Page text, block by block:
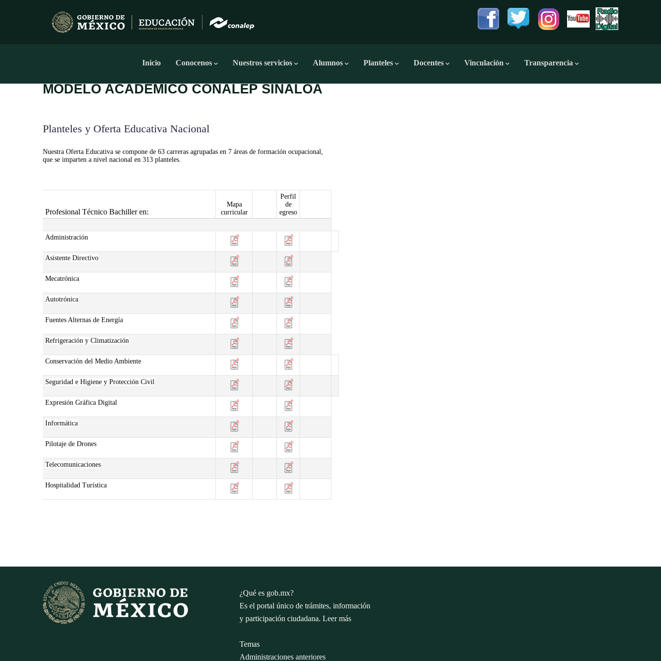
Principal
Inicio Conocenos Nuestros servicios Alumnos Planteles Docentes Vinculación Transparencia
MODELO ACADEMICO CONALEP SINALOA
Planteles y Oferta Educativa Nacional
Nuestra Oferta Educativa se compone de 63 carreras agrupadas en 7 áreas de formación ocupacional,
que se imparten a nivel nacional en 313 planteles.
Profesional Técnico Bachiller en:
Mapa
curricular
Perfil
de
egreso
Administración
Asistente Directivo
Mecatrónica
Autotrónica
Fuentes Alternas de Energía
Refrigeración y Climatización
Conservación del Medio Ambiente
Seguridad e Higiene y Protección Civil
Expresión Gráfica Digital
Informática
Pilotaje de Drones
Telecomunicaciones
Hospitalidad Turística
¿Qué es gob.mx?
Es el portal único de trámites, información
y participación ciudadana. Leer más
Temas
Administraciones anteriores